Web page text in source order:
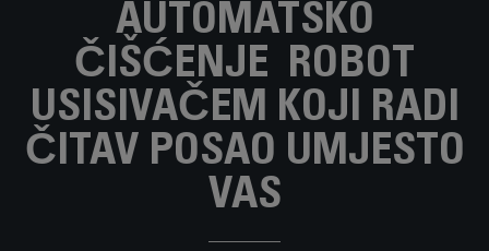
AUTOMATSKO
ČIŠĆENJE ROBOT
USISIVAČEM KOJI RADI
ČITAV POSAO UMJESTO
VAS